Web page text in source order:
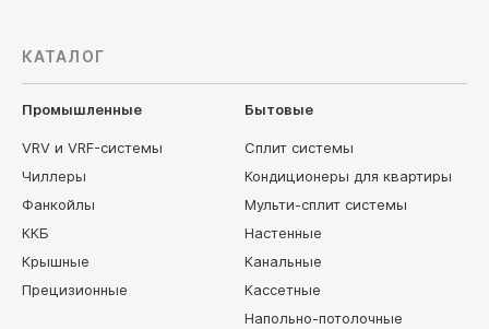
КАТАЛОГ
Промышленные
VRV и VRF-системы
Чиллеры
Фанкойлы
ККБ
Крышные
Прецизионные
Бытовые
Сплит системы
Кондиционеры для квартиры
Мульти-сплит системы
Настенные
Канальные
Кассетные
Напольно-потолочные